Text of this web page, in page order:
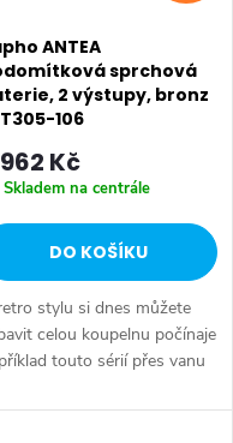
ANTEA
sprchová
2 výstupy, bronz
106
Kč
Skladem na centrále
DO KOŠÍKU
stylu si dnes můžete
celou koupelnu počínaje
touto sérií přes vanu
Retro nebo Classic.